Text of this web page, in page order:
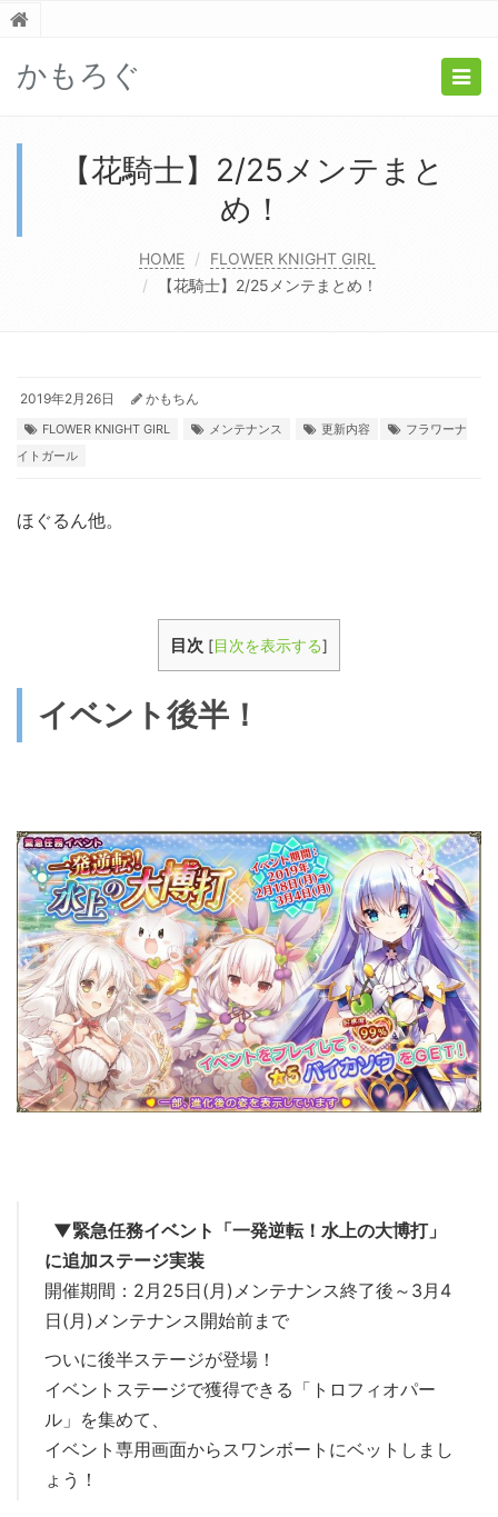
かもろぐ
【花騎士】2/25メンテまと
め！
HOME
FLOWER KNIGHT GIRL
【花騎士】2/25メンテまとめ！
2019年2月26日 かもちん
FLOWER KNIGHT GIRL メンテナンス 更新内容
フラワーナ
イトガール
ほぐるん他。
目次 [目次を表示する]
イベント後半！
▼緊急任務イベント「一発逆転！水上の大博打」
に追加ステージ実装
開催期間：2月25日(月)メンテナンス終了後～3月4
日(月)メンテナンス開始前まで
ついに後半ステージが登場！
イベントステージで獲得できる「トロフィオパー
ル」を集めて、
イベント専用画面からスワンボートにベットしまし
ょう！